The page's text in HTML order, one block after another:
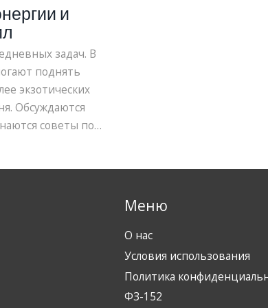
и
задач. В
поднять
экзотических
Обсуждаются
советы по
Меню
О нас
Условия использования
Политика
ФЗ-152